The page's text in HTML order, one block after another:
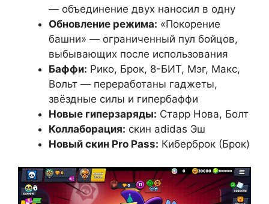
— объединение двух наносил в одну
Обновление режима: «Покорение
башни» — ограниченный пул бойцов,
выбывающих после использования
Баффи: Рико, Брок, 8-БИТ, Мэг, Макс,
Вольт — переработаны гаджеты,
звёздные силы и гипербаффи
Новые гиперзаряды: Старр Нова, Болт
Коллаборация: скин adidas Эш
Новый скин Pro Pass: Киберброк (Брок)